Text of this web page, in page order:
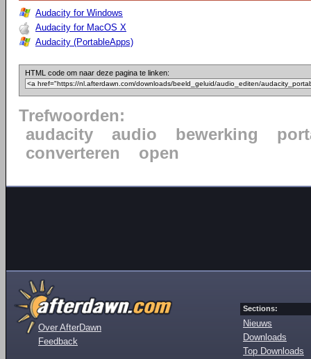
Audacity for Windows
Audacity for MacOS X
Audacity (PortableApps)
HTML code om naar deze pagina te linken:
Trefwoorden:
audacity
audio bewerking
converteren
open
Over AfterDawn
Feedback
Sections:
Nieuws
Downloads
Top Downloads